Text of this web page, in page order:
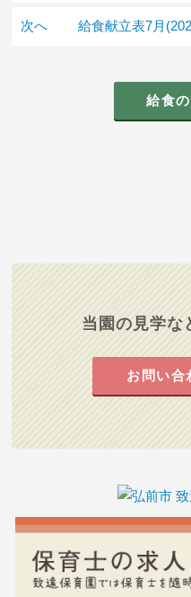
次へ 給食献立表7月
給食
当園の見学な
お問い合